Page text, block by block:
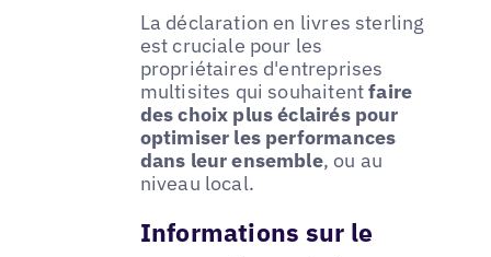
La déclaration en livres sterling
est cruciale pour les
propriétaires d'entreprises
multisites qui souhaitentfaire
des choix plus éclairés pour
optimiser les performances
dans leur ensemble, ou au
niveau local.
Informations sur le